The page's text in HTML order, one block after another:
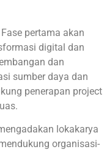
pertama akan
digital dan
dan
sumber daya dan
penerapan project
lokakarya
organisasi-